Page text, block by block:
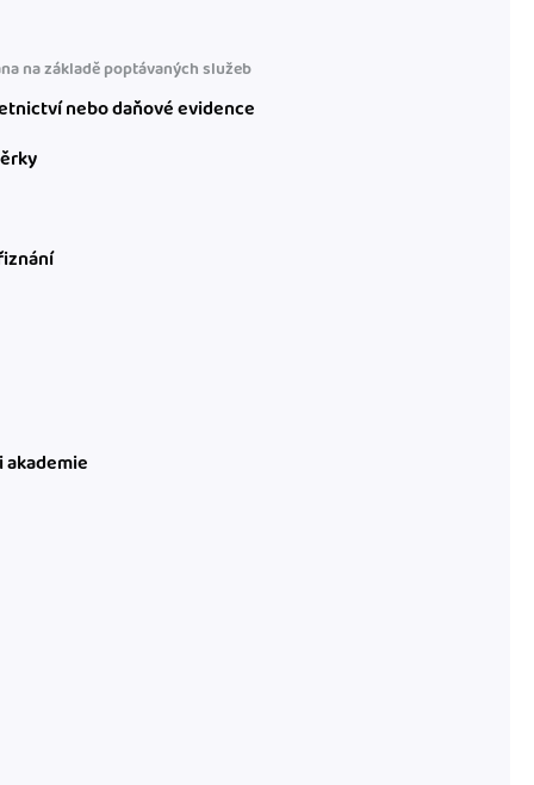
na základě poptávaných služeb
nebo daňové evidence